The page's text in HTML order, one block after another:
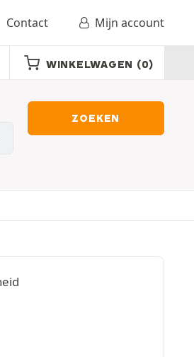
Contact Mijn account
WINKELWAGEN (0)
ZOEKEN